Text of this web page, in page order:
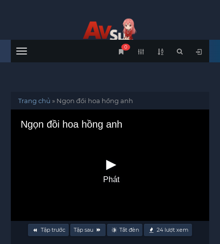
Menu
0
Trang chủ » Ngọn đồi hoa hồng anh
Ngọn đồi hoa hồng anh
Phát
Tập trước Tập sau Tắt đèn 24lượt xem